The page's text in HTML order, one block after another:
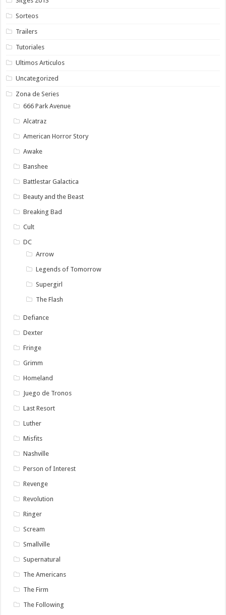
Sorteos
Trailers
Tutoriales
Ultimos Articulos
Uncategorized
Zona de Series
666 Park Avenue
Alcatraz
American Horror Story
Awake
Banshee
Battlestar Galactica
Beauty and the Beast
Breaking Bad
Cult
DC
Arrow
Legends of Tomorrow
Supergirl
The Flash
Defiance
Dexter
Fringe
Grimm
Homeland
Juego de Tronos
Last Resort
Luther
Misfits
Nashville
Person of Interest
Revenge
Revolution
Ringer
Scream
Smallville
Supernatural
The Americans
The Firm
The Following